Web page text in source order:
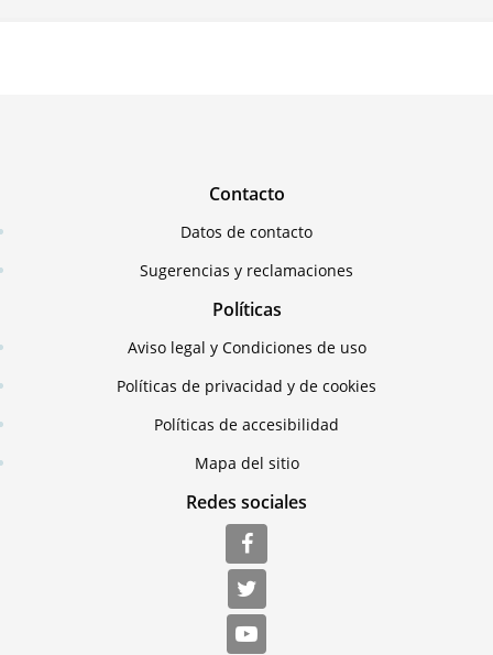
Contacto
Datos de contacto
Sugerencias y reclamaciones
Políticas
Aviso legal y Condiciones de uso
Políticas de privacidad y de cookies
Políticas de accesibilidad
Mapa del sitio
Redes sociales